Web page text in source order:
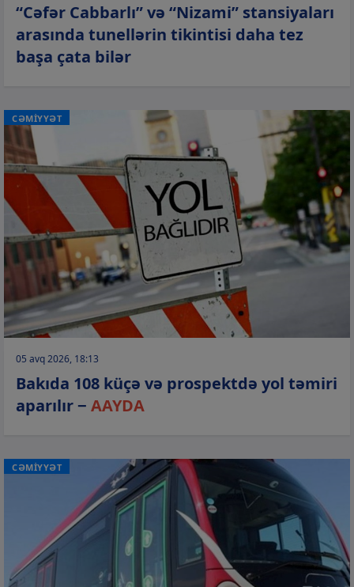
“Cəfər Cabbarlı” və “Nizami” stansiyaları
arasında tunellərin tikintisi daha tez
başa çata bilər
CƏMİYYƏT
05 avq 2026, 18:13
Bakıda 108 küçə və prospektdə yol təmiri
aparılır − AAYDA
CƏMİYYƏT